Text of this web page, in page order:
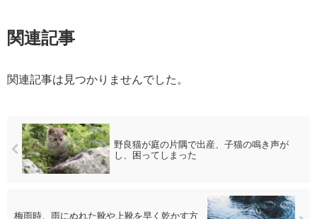
関連記事
関連記事は見つかりませんでした。
野良猫が庭の片隅で出産、子猫の鳴き声が
し、困ってしまった
梅雨時、雨にぬれた靴や上靴を早く乾かす方